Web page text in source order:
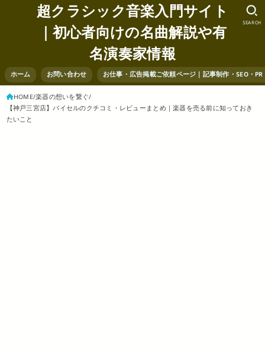
超クラシック音楽入門サイト
｜初心者向けの名曲解説や有
名演奏家情報
ホーム お問い合わせ お仕事・広告掲載ご依頼ページ｜記事制作・SEO・
SEARCH
HOME 楽器の想いを繋ぐ
【神戸三宮店】バイセルのクチコミ・レビューまとめ｜楽器を売る前に知っておき
たいこと